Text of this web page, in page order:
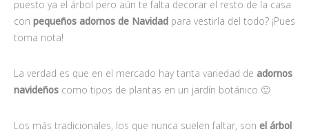
puesto ya el árbol pero aún te falta decorar el resto de la casa
con pequeños adornos de Navidad para vestirla del todo? ¡Pues
toma nota!
La verdad es que en el mercado hay tanta variedad de adornos
navideños como tipos de plantas en un jardín botánico 🙂
Los más tradicionales, los que nunca suelen faltar, son el árbol